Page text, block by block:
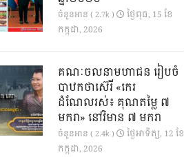
ចំនួនអាន ( 2.7k )
ថ្ងៃ​ពុធ, 15 ខែ​
កក្កដា, 2026
គណៈចលនាមហាជន រៀបចំ
បាឋកថាស៊េរី «កេរ
ដំណែលរស់៖ គុណតម្លៃ ៧
មករា» នៅវិមាន ៧ មករា
ចំនួនអាន ( 2.4k )
ថ្ងៃ​អាទិត្យ, 12 ខែ​
កក្កដា, 2026